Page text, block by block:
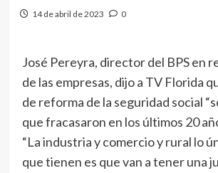
14 de abril de 2023 0
José Pereyra, director del BPS en
de las empresas, dijo a TV Florida
de reforma de la seguridad social
que fracasaron en los últimos 20
“La industria y comercio y rural lo
que tienen es que van a tener una